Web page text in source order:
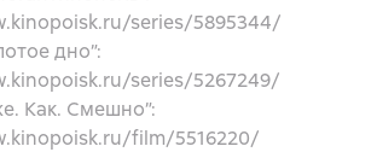
series/5895344/
дно”:
series/5267249/
Как. Смешно”:
film/5516220/